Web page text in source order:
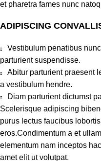
et pharetra fames nunc
ADIPISCING
Vestibulum penatibus
parturient suspendisse.
Abitur parturient praesent
a vestibulum hendre.
Diam parturient dictumst
Scelerisque adipiscing
purus lectus faucibus
eros.Condimentum a et
elementum nam inceptos
amet elit ut volutpat.